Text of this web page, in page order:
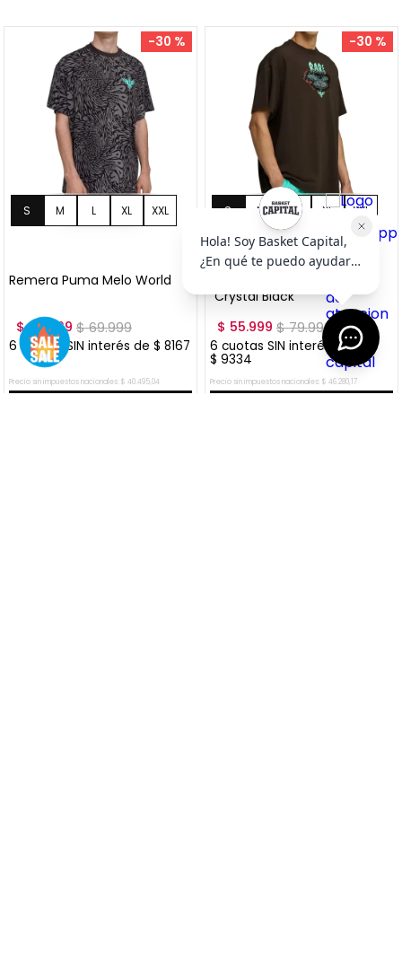
-30 %
S M L XL
Remera Puma Melo World
$ 48.999 $69.999
6cuotas SIN interés de $ 8167
Precio sin impuestos nacionales: $ 40.495,04
-30 %
S M L XL
XXL
+
"Crystal Black"
$ 55.999 $79.999
6 cuotas SIN interés de
$ 9334
Precio sin impuestos nacionales: $ 46.280,17